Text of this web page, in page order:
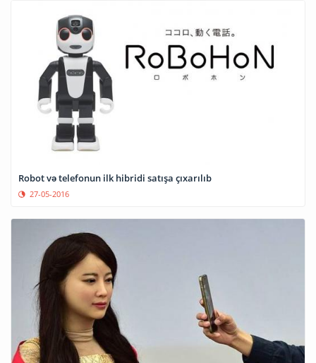
Robot və telefonun ilk hibridi satışa çıxarılıb
27-05-2016